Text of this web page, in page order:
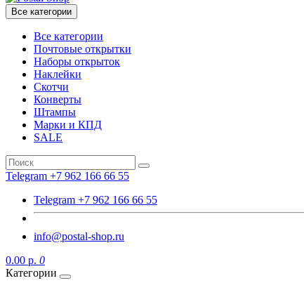
Все категории
Все категории
Почтовые открытки
Наборы открыток
Наклейки
Скотчи
Конверты
Штампы
Марки и КПД
SALE
Telegram +7 962 166 66 55
Telegram +7 962 166 66 55
info@postal-shop.ru
0.00 р. 0
Категории